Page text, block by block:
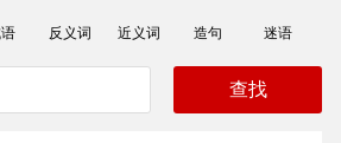
反义词 近义词 造句 迷语